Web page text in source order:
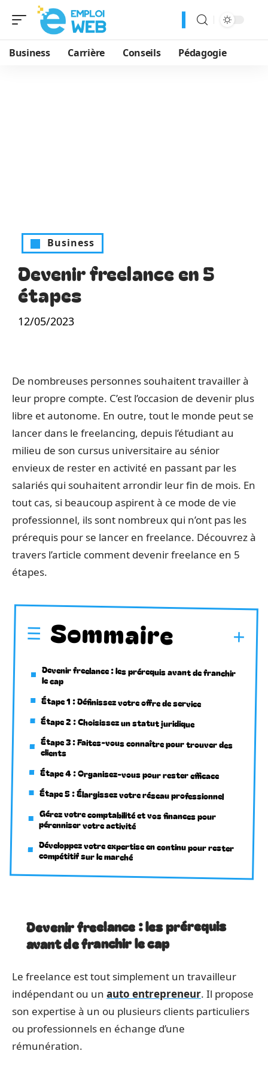
Business Carrière Conseils Pédagogie
Business
Devenir freelance en 5
étapes
12/05/2023
De nombreuses personnes souhaitent travailler à
leur propre compte. C’est l’occasion de devenir plus
libre et autonome. En outre, tout le monde peut se
lancer dans le freelancing, depuis l’étudiant au
milieu de son cursus universitaire au sénior
envieux de rester en activité en passant par les
salariés qui souhaitent arrondir leur fin de mois. En
tout cas, si beaucoup aspirent à ce mode de vie
professionnel, ils sont nombreux qui n’ont pas les
prérequis pour se lancer en freelance. Découvrez à
travers l’article comment devenir freelance en 5
étapes.
Sommaire
Devenir freelance : les prérequis avant de franchir
le cap
Étape 1 : Définissez votre offre de service
Étape 2 : Choisissez un statut juridique
Étape 3 : Faites-vous connaître pour trouver des
clients
Étape 4 : Organisez-vous pour rester efficace
Étape 5 : Élargissez votre réseau professionnel
Gérez votre comptabilité et vos finances pour
pérenniser votre activité
Développez votre expertise en continu pour rester
compétitif sur le marché
Devenir freelance : les prérequis
avant de franchir le cap
Le freelance est tout simplement un travailleur
indépendant ou un auto entrepreneur. Il propose
son expertise à un ou plusieurs clients particuliers
ou professionnels en échange d’une
rémunération.